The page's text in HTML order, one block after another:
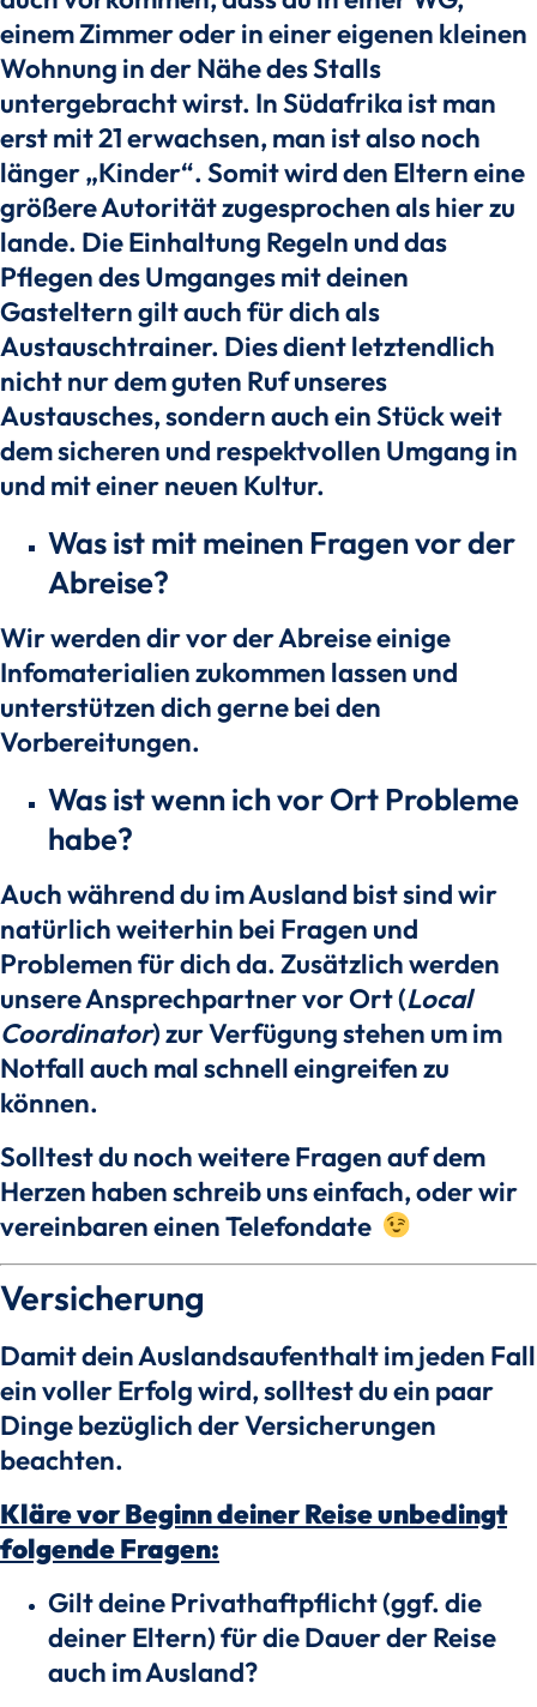
einem Zimmer oder in einer eigenen kleinen
Wohnung in der Nähe des Stalls
untergebracht wirst. In Südafrika ist man
erst mit 21 erwachsen, man ist also noch
länger „Kinder“. Somit wird den Eltern eine
größere Autorität zugesprochen als hier zu
lande. Die Einhaltung Regeln und das
Pflegen des Umganges mit deinen
Gasteltern gilt auch für dich als
Austauschtrainer. Dies dient letztendlich
nicht nur dem guten Ruf unseres
Austausches, sondern auch ein Stück weit
dem sicheren und respektvollen Umgang in
und mit einer neuen Kultur.
Was ist mit meinen Fragen vor der
Abreise?
Wir werden dir vor der Abreise einige
Infomaterialien zukommen lassen und
unterstützen dich gerne bei den
Vorbereitungen.
Was ist wenn ich vor Ort Probleme
habe?
Auch während du im Ausland bist sind wir
natürlich weiterhin bei Fragen und
Problemen für dich da. Zusätzlich werden
unsere Ansprechpartner vor Ort (Local
Coordinator) zur Verfügung stehen um im
Notfall auch mal schnell eingreifen zu
können.
Solltest du noch weitere Fragen auf dem
Herzen haben schreib uns einfach, oder wir
vereinbaren einen Telefondate
Versicherung
Damit dein Auslandsaufenthalt im jeden Fall
ein voller Erfolg wird, solltest du ein paar
Dinge bezüglich der Versicherungen
beachten.
Kläre vor Beginn deiner Reise unbedingt
folgende Fragen:
Gilt deine Privathaftpflicht (ggf. die
deiner Eltern) für die Dauer der Reise
auch im Ausland?